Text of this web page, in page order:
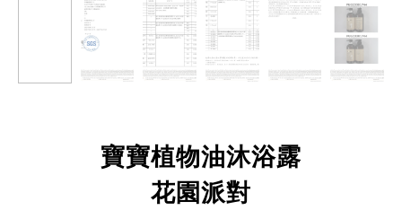
寶寶植物油沐浴露
花園派對